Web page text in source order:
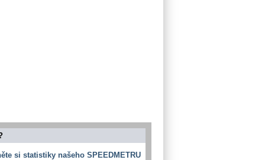
si statistiky našeho SPEEDMETRU